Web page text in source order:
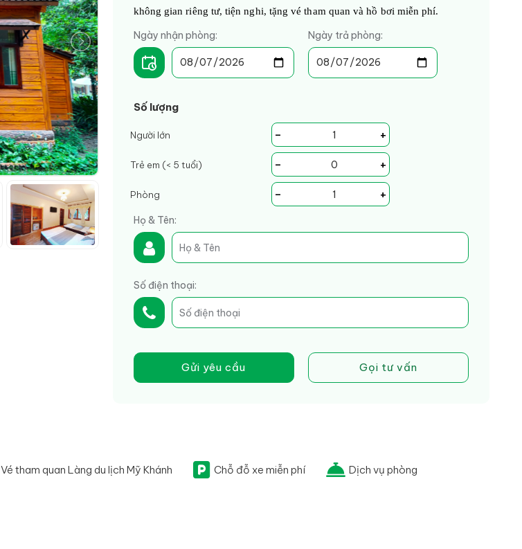
không gian riêng tư, tiện nghi, tặng vé tham quan và hồ bơi miễn phí.
Ngày nhận phòng: Ngày trả phòng:
Số lượng
Người lớn - +
Trẻ em (< 5 tuổi) - +
Phòng - +
Họ & Tên:
Số điện thoại:
Gửi yêu cầu Gọi tư vấn
Vé tham quan Làng du lịch Mỹ Khánh Chỗ đỗ xe miễn phí Dịch vụ phòng